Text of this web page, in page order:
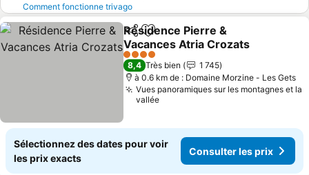
Comment fonctionne trivago
PartagerAjouter à mes favoris
Résidence Pierre &
Vacances Atria Crozats
4 Étoiles
8,4 Très bien
1 745
à 0.6 km de : Domaine Morzine - Les Gets
Vues panoramiques sur les montagnes et la
vallée
Sélectionnez des dates pour voir
les prix exacts
Consulter les prix